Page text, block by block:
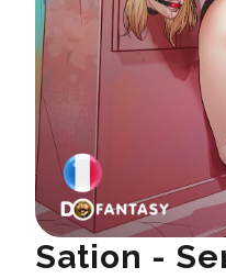
Sation -